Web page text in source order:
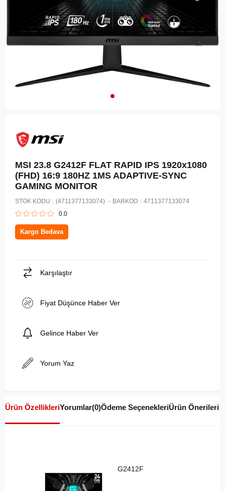
MSI 23.8 G2412F FLAT RAPID IPS 1920x1080
(FHD) 16:9 180HZ 1MS ADAPTIVE-SYNC
GAMING MONITOR
STOK KODU (4711377133074) BARKOD : 4711377133074
0.0
Kargo Bedava
Karşılaştır
Fiyat Düşünce Haber Ver
Gelince Haber Ver
Yorum Yaz
Ürün ÖzellikleriYorumlar(0)Ödeme SeçenekleriÜrün Önerileri
G2412F